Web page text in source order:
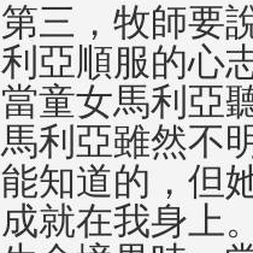
第三，牧師要
利亞順服的心
當童女馬利亞
馬利亞雖然不
能知道的，但
成就在我身上